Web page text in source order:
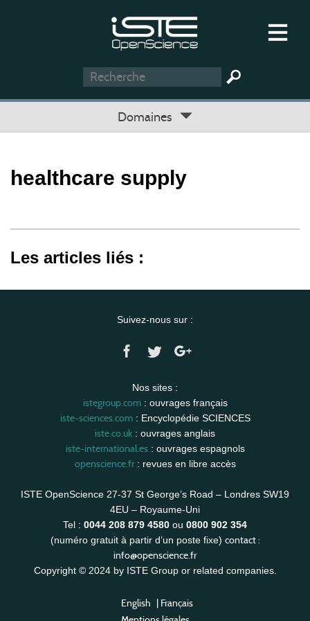
Domaines
healthcare supply
Les articles liés :
Suivez-nous sur :
Nos sites :
istegroup.com: ouvrages français
iste-sciences.com: Encyclopédie SCIENCES
iste.co.uk : ouvrages anglais
iste-international.es: ouvrages espagnols
openscience.fr: revues en libre accès
ISTE OpenScience 27-37 St George’s Road – Londres SW19
4EU – Royaume-Uni
Tel : 0044 208 879 4580 ou 0800 902 354
(numéro gratuit à partir d’un poste fixe) contact :
info@openscience.fr
Copyright © 2024 by ISTE Group or related companies.
English | Français